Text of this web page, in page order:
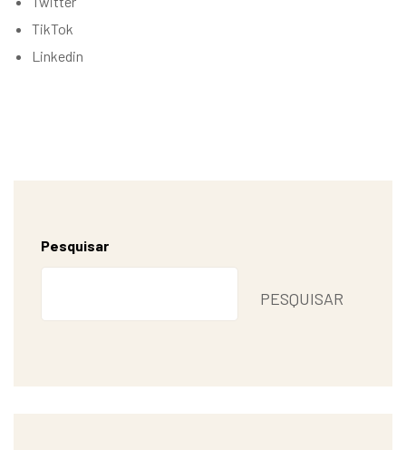
TikTok
Linkedin
Pesquisar
PESQUISAR